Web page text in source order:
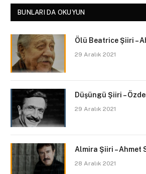
BUNLARI DA OKUYUN
Ölü Beatrice Şiiri –
29 Aralık 2021
Düşüngü Şiiri –
29 Aralık 2021
Almira Şiiri – Ahmet
28 Aralık 2021